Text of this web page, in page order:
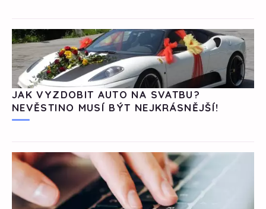
JAK VYZDOBIT AUTO NA SVATBU?
NEVĚSTINO MUSÍ BÝT NEJKRÁSNĚJŠÍ!